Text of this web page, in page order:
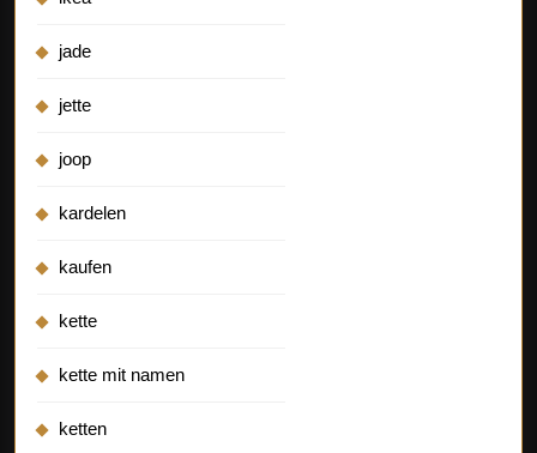
jade
jette
joop
kardelen
kaufen
kette
kette mit namen
ketten